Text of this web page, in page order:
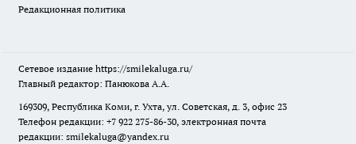
Редакционная политика
Сетевое издание https://smilekaluga.ru/
Главный редактор: Панюкова А.А.
169309, Республика Коми, г. Ухта, ул. Советская, д. 3, офис 23
Телефон редакции: +7 922 275-86-30, электронная почта
редакции: smilekaluga@yandex.ru